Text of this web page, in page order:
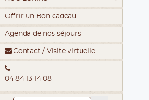
Offrir un Bon cadeau
Agenda de nos séjours
Contact / Visite virtuelle
04 84 13 14 08